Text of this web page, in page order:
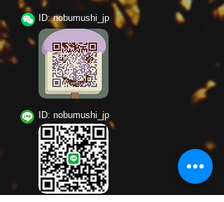
ID: nobumushi_jp
ID: nobumushi_jp